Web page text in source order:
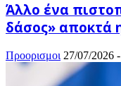
Άλλο ένα
δάσος» αποκτά
Προορισμοι 27/07/